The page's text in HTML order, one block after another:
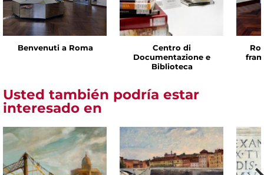
Benvenuti a Roma
Centro di
Documentazione e
Biblioteca
Usted también podría estar
interesado en